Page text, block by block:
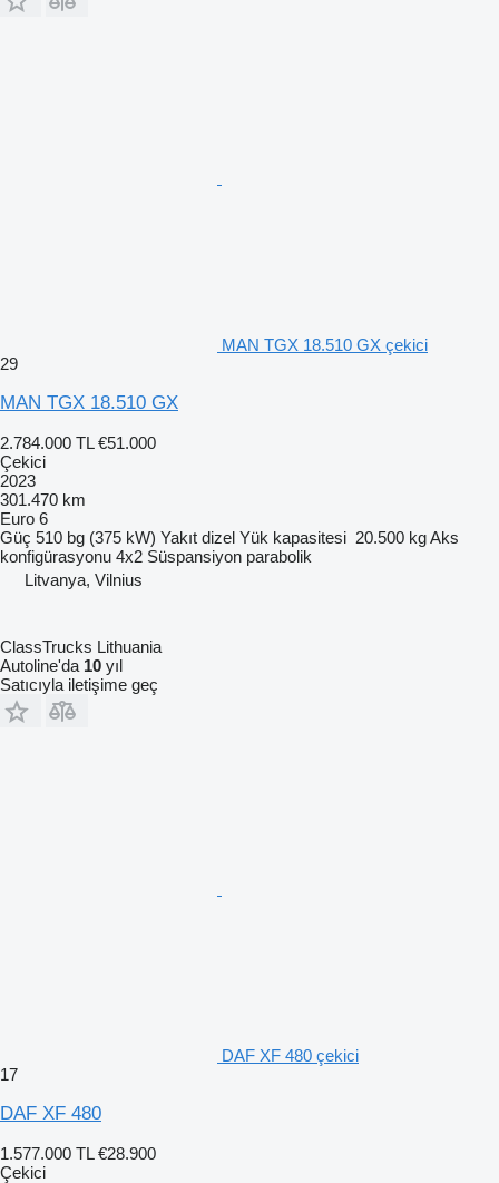
MAN TGX 18.510 GX çekici
29
MAN TGX 18.510 GX
2.784.000 TL €51.000
Çekici
2023
301.470 km
Euro 6
Güç 510 bg (375 kW) Yakıt dizel Yük kapasitesi 20.500 kgAks
konfigürasyonu 4x2 Süspansiyon parabolik
Litvanya, Vilnius
ClassTrucks Lithuania
Autoline'da 10 yıl
Satıcıyla iletişime geç
DAF XF 480 çekici
17
DAF XF 480
1.577.000 TL €28.900
Çekici